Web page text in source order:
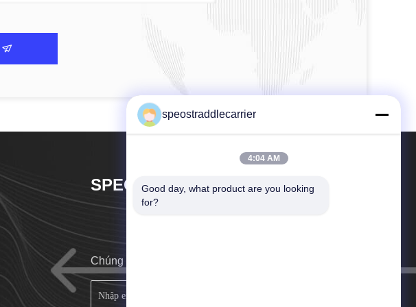
SPEO CO., LTD.
Chúng tôi sẽ liên hệ lại với bạn sớm nhất có thể.
speostraddlecarrier
4:04 AM
Good day, what product are you looking
for?